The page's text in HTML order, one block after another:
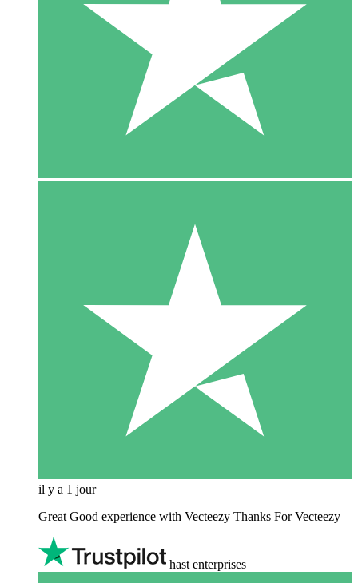
il y a 1 jour
Great Good experience with Vecteezy Thanks For Vecteezy
hast enterprises